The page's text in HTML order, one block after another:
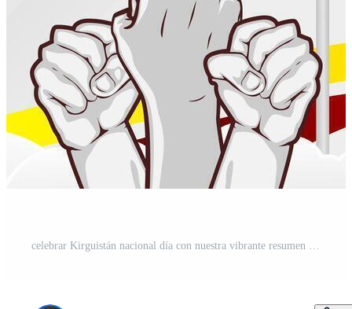
celebrar Kirguistán nacional día con nuestra vibrante resumen antecedentes diseño. Perfecto para invitaciones, carteles, y presentaciones exhibiendo el nacional espíritu. Vector Gratis